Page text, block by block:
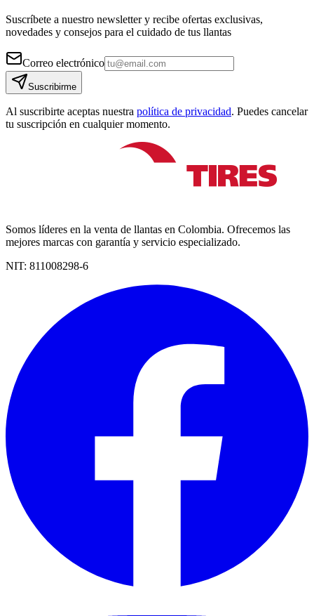
Suscríbete a nuestro newsletter y recibe ofertas exclusivas,
novedades y consejos para el cuidado de tus llantas
Correo electrónico
Suscribirme
Al suscribirte aceptas nuestra política de privacidad. Puedes cancelar
tu suscripción en cualquier momento.
Somos líderes en la venta de llantas en Colombia. Ofrecemos las
mejores marcas con garantía y servicio especializado.
NIT: 811008298-6